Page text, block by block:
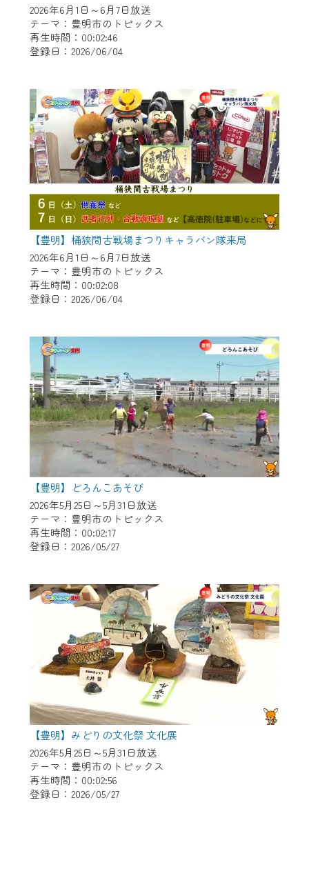
2026年6月1日～6月7日放送
テーマ：豊明市のトピックス
再生時間：00:02:46
登録日：2026/06/04
【豊明】桶狭間古戦場まつりキャラバン隊来局
2026年6月1日～6月7日放送
テーマ：豊明市のトピックス
再生時間：00:02:08
登録日：2026/06/04
【豊明】どろんこあそび
2026年5月25日～5月31日放送
テーマ：豊明市のトピックス
再生時間：00:02:17
登録日：2026/05/27
【豊明】みどりの文化祭 文化展
2026年5月25日～5月31日放送
テーマ：豊明市のトピックス
再生時間：00:02:56
登録日：2026/05/27